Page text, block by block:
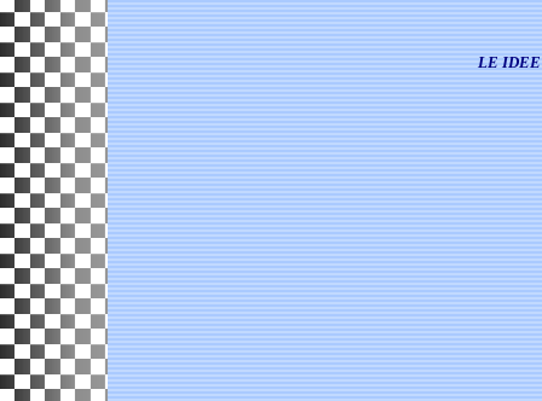
LE IDEE DI